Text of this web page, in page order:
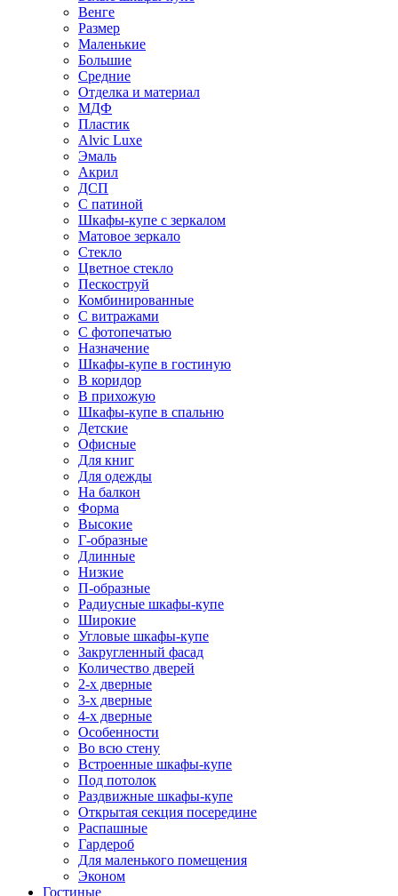
Венге
Размер
Маленькие
Большие
Средние
Отделка и материал
МДФ
Пластик
Alvic Luxe
Эмаль
Акрил
ДСП
С патиной
Шкафы-купе с зеркалом
Матовое зеркало
Стекло
Цветное стекло
Пескоструй
Комбинированные
С витражами
С фотопечатью
Назначение
Шкафы-купе в гостиную
В коридор
В прихожую
Шкафы-купе в спальню
Детские
Офисные
Для книг
Для одежды
На балкон
Форма
Высокие
Г-образные
Длинные
Низкие
П-образные
Радиусные шкафы-купе
Широкие
Угловые шкафы-купе
Закругленный фасад
Количество дверей
2-х дверные
3-х дверные
4-х дверные
Особенности
Во всю стену
Встроенные шкафы-купе
Под потолок
Раздвижные шкафы-купе
Открытая секция посередине
Распашные
Гардероб
Для маленького помещения
Эконом
Гостиные